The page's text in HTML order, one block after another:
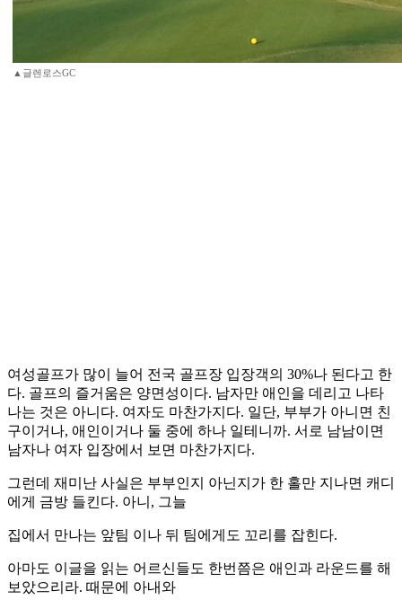
▲글렌로스GC
여성골프가 많이 늘어 전국 골프장 입장객의 30%나 된다고 한
다. 골프의 즐거움은 양면성이다. 남자만 애인을 데리고 나타
나는 것은 아니다. 여자도 마찬가지다. 일단, 부부가 아니면 친
구이거나, 애인이거나 둘 중에 하나 일테니까. 서로 남남이면
남자나 여자 입장에서 보면 마찬가지다.
그런데 재미난 사실은 부부인지 아닌지가 한 홀만 지나면 캐디
에게 금방 들킨다. 아니, 그늘
집에서 만나는 앞팀 이나 뒤 팀에게도 꼬리를 잡힌다.
아마도 이글을 읽는 어르신들도 한번쯤은 애인과 라운드를 해
보았으리라. 때문에 아내와